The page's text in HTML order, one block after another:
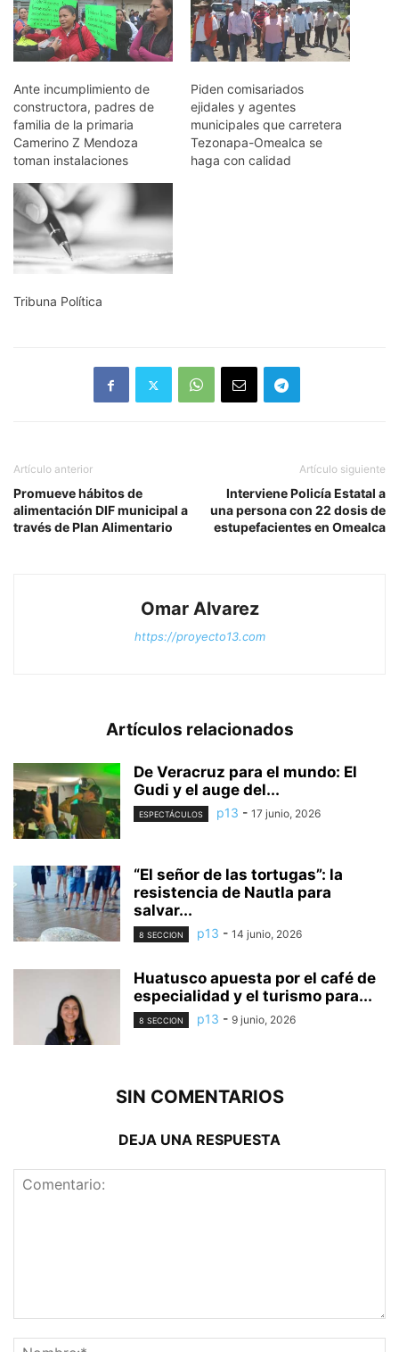
Ante incumplimiento de
constructora, padres de
familia de la primaria
Camerino Z Mendoza
toman instalaciones
Piden comisariados
ejidales y agentes
municipales que carretera
Tezonapa-Omealca se
haga con calidad
Tribuna Política
Artículo anterior
Promueve hábitos de
alimentación DIF municipal a
través de Plan Alimentario
Artículo siguiente
Interviene Policía Estatal a
una persona con 22 dosis de
estupefacientes en Omealca
Omar Alvarez
https://proyecto13.com
Artículos relacionados
De Veracruz para el mundo: El
Gudi y el auge del...
ESPECTÁCULOS p13 - 17 junio, 2026
“El señor de las tortugas”: la
resistencia de Nautla para
salvar...
8 SECCION p13 - 14 junio, 2026
Huatusco apuesta por el café de
especialidad y el turismo para...
8 SECCION p13 - 9 junio, 2026
SIN COMENTARIOS
DEJA UNA RESPUESTA